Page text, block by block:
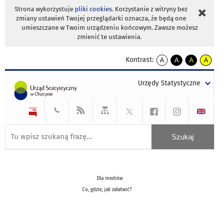
Strona wykorzystuje pliki cookies. Korzystanie z witryny bez
zmiany ustawień Twojej przeglądarki oznacza, że będą one
umieszczane w Twoim urządzeniu końcowym. Zawsze możesz
zmienić te ustawienia.
Kontrast:
A
kontrast
A
kontrast
tekst
czarnym
A
kontrast
tekst
czarnym
A
tekst
żółtym
Urzędy Statystyczne
Dla mediów
Co, gdzie, jak załatwić?